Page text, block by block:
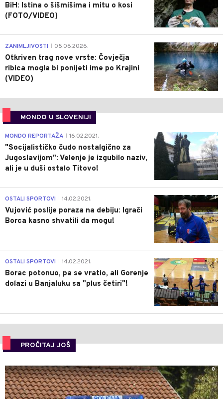
BiH: Istina o šišmišima i mitu o kosi
(FOTO/VIDEO)
0
ZANIMLJIVOSTI 05.06.2026.
Otkriven trag nove vrste: Čovječja
ribica mogla bi ponijeti ime po Krajini
(VIDEO)
MONDO U SLOVENIJI
4
MONDO REPORTAŽA 16.02.2021.
"Socijalističko čudo nostalgično za
Jugoslavijom": Velenje je izgubilo naziv,
ali je u duši ostalo Titovo!
1
OSTALI SPORTOVI 14.02.2021.
Vujović poslije poraza na debiju: Igrači
Borca kasno shvatili da mogu!
3
OSTALI SPORTOVI 14.02.2021.
Borac potonuo, pa se vratio, ali Gorenje
dolazi u Banjaluku sa "plus četiri"!
PROČITAJ JOŠ
0